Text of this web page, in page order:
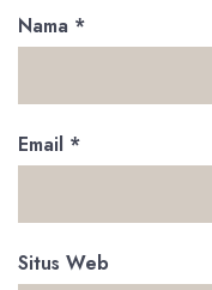
Nama *
Email *
Situs Web